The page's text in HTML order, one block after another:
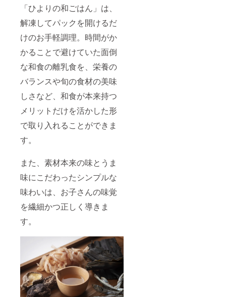
「ひよりの和ごはん」は、
解凍してパックを開けるだ
けのお⼿軽調理。時間がか
かることで避けていた⾯倒
な和⾷の離乳⾷を、栄養の
バランスや旬の⾷材の美味
しさなど、和⾷が本来持つ
メリットだけを活かした形
で取り⼊れることができま
す。
また、素材本来の味とうま
味にこだわったシンプルな
味わいは、お⼦さんの味覚
を繊細かつ正しく導きま
す。